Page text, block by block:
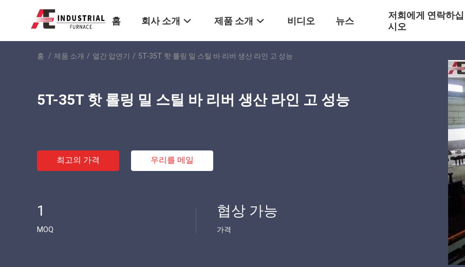
홈 회사 소개 제품 소개 비디오 뉴스
저희에게 연락하십
시오
홈 / 제품 소개 / 열간 압연기 / 5T-35T 핫 롤링 밀 스틸 바 리버 생산 라인 고 성능
5T-35T 핫 롤링 밀 스틸 바 리버 생산 라인 고 성능
최고의 가격 우리를 메일
1
MOQ
협상 가능
가격